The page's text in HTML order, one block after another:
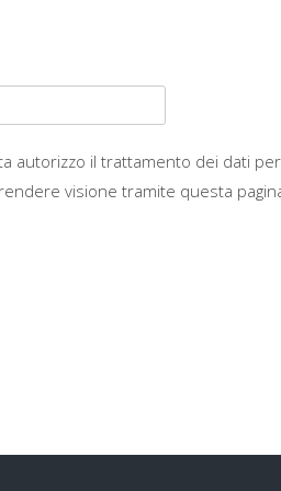
autorizzo il trattamento dei dati
visione tramite questa